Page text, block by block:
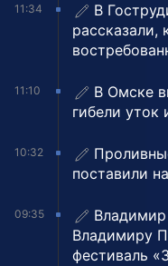
11:34
В
рассказали,
11:10
В Омске
гибели уток
10:32
поставили
09:35
Владимиру
фестиваль